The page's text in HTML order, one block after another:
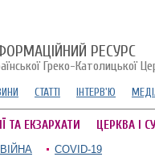
РЕСУРС
Греко-Католицької
СТАТТІ ІНТЕРВ'Ю
ТА ЕКЗАРХАТИ ЦЕРКВА І
ВІЙНА COVID-19